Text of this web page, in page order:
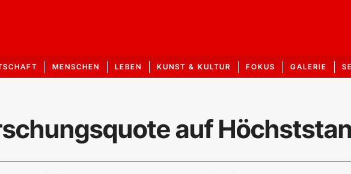
MENSCHEN LEBEN KUNST & KULTUR FOKUS GALERIE
auf